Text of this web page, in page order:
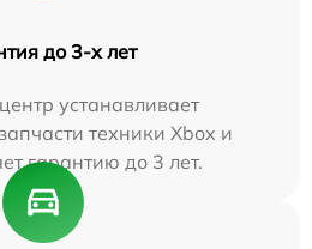
до 3-х лет
устанавливает
техники Xbox и
гарантию до 3 лет.